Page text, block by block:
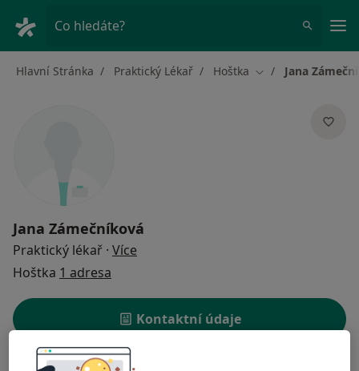
Co hledáte?
Hlavní Stránka Praktický Lékař Hoštka Změna města
Jana
Jana Zámečníková
Praktický lékař · Více
Hoštka 1 adresa
Kontaktní údaje
Rezervovat termín